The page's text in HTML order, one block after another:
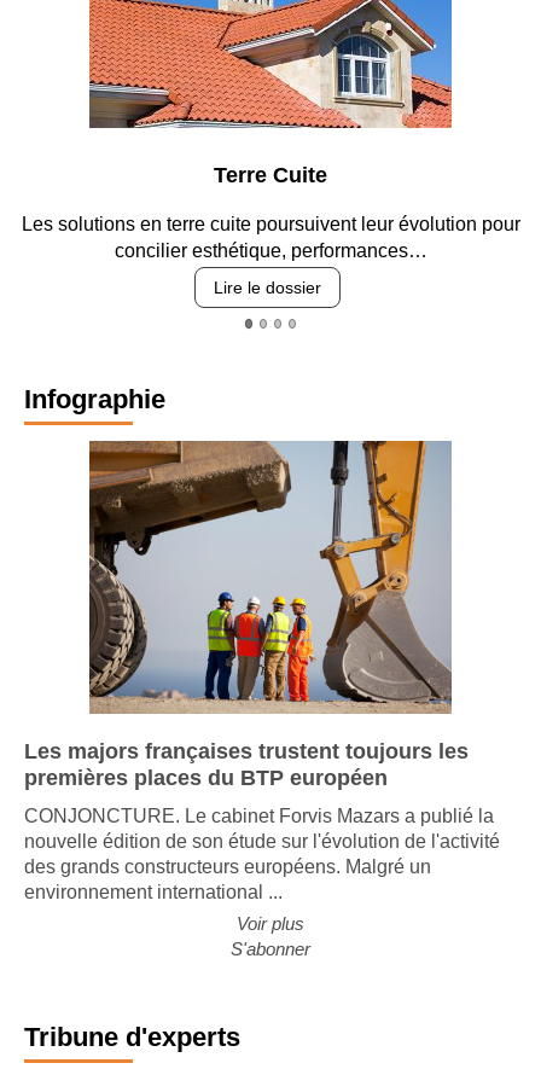
terre cuite poursuivent leur évolution pour
esthétique, performances…
Entre
Infographie
Les majors françaises trustent toujours les
premières places du BTP européen
CONJONCTURE. Le cabinet Forvis Mazars a publié la
nouvelle édition de son étude sur l'évolution de l'activité
des grands constructeurs européens. Malgré un
environnement international ...
Voir plus
S'abonner
Tribune d'experts